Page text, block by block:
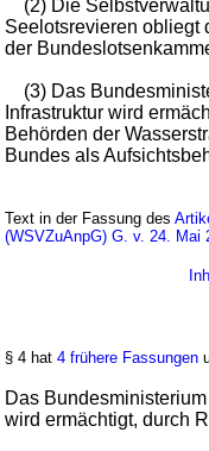
(2) Die
Seelotsrevieren obliegt
der
(3) Das
Infrastruktur wird
Behörden der
Bundes als
Text in der Fassung des
(WSVZuAnpG) G. v. 24. Mai
§ 4 hat4 frühere Fassungen
Das
wird ermächtigt, durch